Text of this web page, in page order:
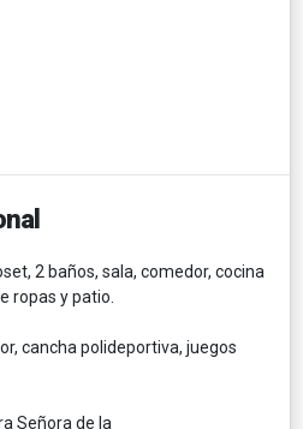
2 baños, sala, comedor, cocina
ropas y patio.
cancha polideportiva, juegos
Señora de la